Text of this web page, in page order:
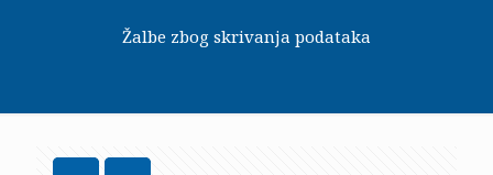
Žalbe zbog skrivanja podataka